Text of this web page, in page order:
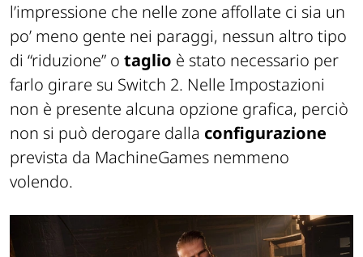
l’impressione che nelle zone affollate ci sia un
po’ meno gente nei paraggi, nessun altro tipo
di “riduzione” o taglio è stato necessario per
farlo girare su Switch 2. Nelle Impostazioni
non è presente alcuna opzione grafica, perciò
non si può derogare dalla configurazione
prevista da MachineGames nemmeno
volendo.